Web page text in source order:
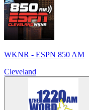
WKNR - ESPN 850 AM
Cleveland